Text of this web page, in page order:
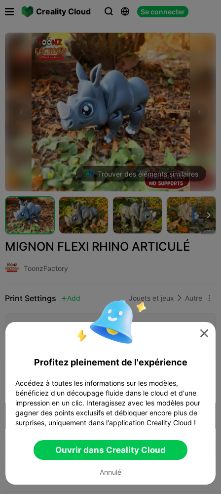
Creality Cloud   Se connecter
 
Trouver des éléments similaires

MIGNON FLEXI RHINO ARTICULÉ
ToonzFactory
Print Settings  Add Jouets et jeux  Autre 
Ajouter la configuration d'impression
Gagner plus de points
298 
Acheter
134 52  


Profitez pleinement de l'expérience
Accédez à toutes les informations sur les modèles,
bénéficiez d'un découpage fluide dans le cloud et d'une
impression en un clic. Interagissez avec les modèles pour
gagner des points exclusifs et débloquer encore plus de
surprises, uniquement dans l'application Creality Cloud !
Ouvrir dans Creality Cloud
Annulé